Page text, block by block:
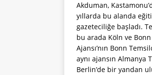
Akduman,
yıllarda bu alanda
gazeteciliğe başladı.
bu arada Köln ve
Ajansı’nın Bonn
aynı ajansın
Berlin’de bir yandan